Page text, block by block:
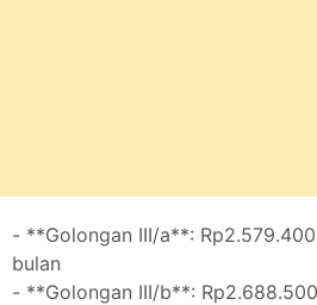
- **Golongan III/a**:
bulan
- **Golongan III/b**: